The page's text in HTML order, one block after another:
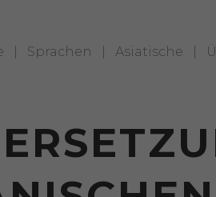
Sprachen Asiatische